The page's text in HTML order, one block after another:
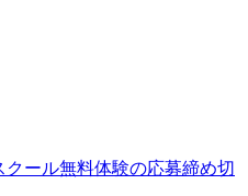
ール無料体験の応募締め切